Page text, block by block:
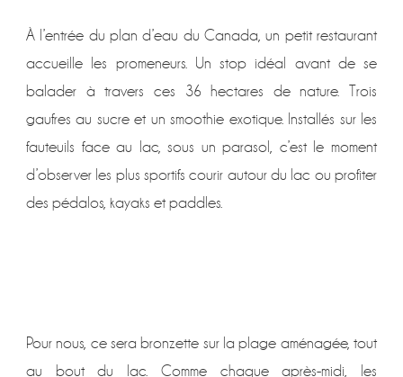
À l’entrée du plan d’eau du Canada, un petit restaurant
accueille les promeneurs. Un stop idéal avant de se
balader à travers ces 36 hectares de nature. Trois
gaufres au sucre et un smoothie exotique. Installés sur les
fauteuils face au lac, sous un parasol, c’est le moment
d’observer les plus sportifs courir autour du lac ou profiter
des pédalos, kayaks et paddles.
Pour nous, ce sera bronzette sur la plage aménagée, tout
au bout du lac. Comme chaque après-midi, les